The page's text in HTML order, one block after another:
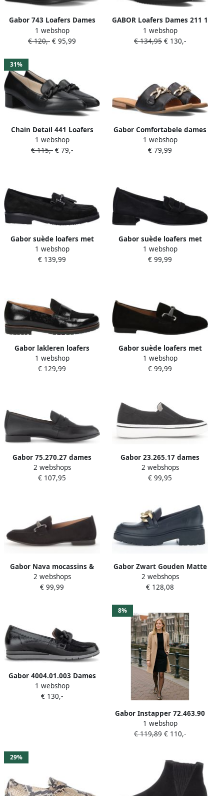
Gabor 743 Loafers Dames
Instappers Zwart
1 webshop
€ 120,- € 95,99
GABOR Loafers Dames 211 1
Maat: 38 Materiaal: Leer
Kleur: Zwart
1 webshop
€ 134,95 € 130,-
31%
Chain Detail 441 Loafers
Instappers Dames Zwart
1 webshop
€ 115,- € 79,-
Gabor Comfortabele dames
slippers Black Dames
1 webshop
€ 79,99
Gabor suède loafers met
blokhak zwart
1 webshop
€ 139,99
Gabor suède loafers met
blokhak zwart
1 webshop
€ 99,99
Gabor lakleren loafers
zwart
1 webshop
€ 129,99
Gabor suède loafers met
gesp zwart
1 webshop
€ 99,99
Gabor 75.270.27 dames
instapper zwart
2 webshops
€ 107,95
Gabor 23.265.17 dames
instapper zwart
2 webshops
€ 99,95
Gabor Nava mocassins &
loafers
2 webshops
€ 99,99
Gabor Zwart Gouden Matte
Gesloten Loafers
2 webshops
€ 128,08
Gabor 4004.01.003 Dames
Instappers zwart
1 webshop
€ 130,-
8%
Gabor Instapper 72.463.90
Panter Zwart
1 webshop
€ 119,89 € 110,-
29%